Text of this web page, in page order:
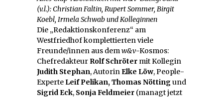
(v.l.): Christian Faltin, Rupert Sommer, Birgit
Koebl, Irmela Schwab und Kolleginnen
Die „Redaktionskonferenz“ am
Westfriedhof komplettierten viele
Freunde/innen aus demw&v-Kosmos:
Chefredakteur Rolf Schröter mit Kollegin
Judith Stephan, AutorinElke Löw, People-
Experte Leif Pelikan,Thomas Nöttingund
Sigrid Eck, Sonja Feldmeier (managt jetzt